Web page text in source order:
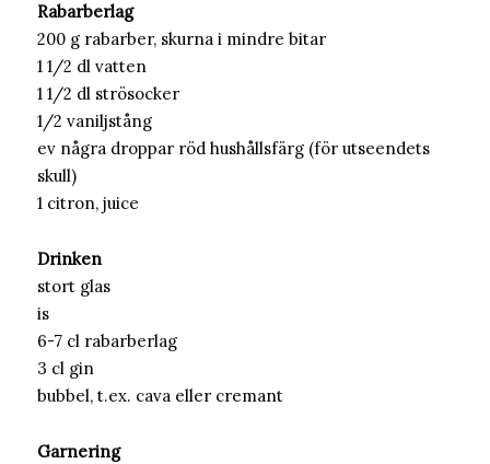
Rabarberlag
200 g rabarber, skurna i mindre bitar
1 1/2 dl vatten
1 1/2 dl strösocker
1/2 vaniljstång
ev några droppar röd hushållsfärg (för utseendets
skull)
1 citron, juice
Drinken
stort glas
is
6-7 cl rabarberlag
3 cl gin
bubbel, t.ex. cava eller cremant
Garnering